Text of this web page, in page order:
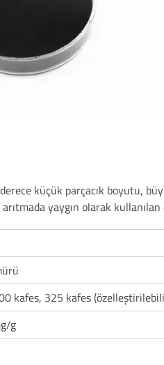
küçük parçacık boyutu,
yaygın olarak
kafes, 325 kafes
g